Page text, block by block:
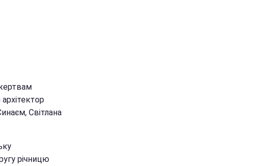
Світлана
річницю